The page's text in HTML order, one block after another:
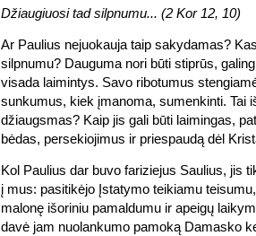
Džiaugiuosi tad silpnumu... (2 Kor 12, 10)
Ar Paulius nejuokauja taip sakydamas?
silpnumu? Dauguma nori būti stiprūs,
visada laimintys. Savo ribotumus
sunkumus, kiek įmanoma, sumenkinti. Tai
džiaugsmas? Kaip jis gali būti laimingas,
bėdas, persekiojimus ir priespaudą dėl
Kol Paulius dar buvo fariziejus Saulius, jis
į mus: pasitikėjo Įstatymo teikiamu
malonę išoriniu pamaldumu ir apeigų
davė jam nuolankumo pamoką Damasko